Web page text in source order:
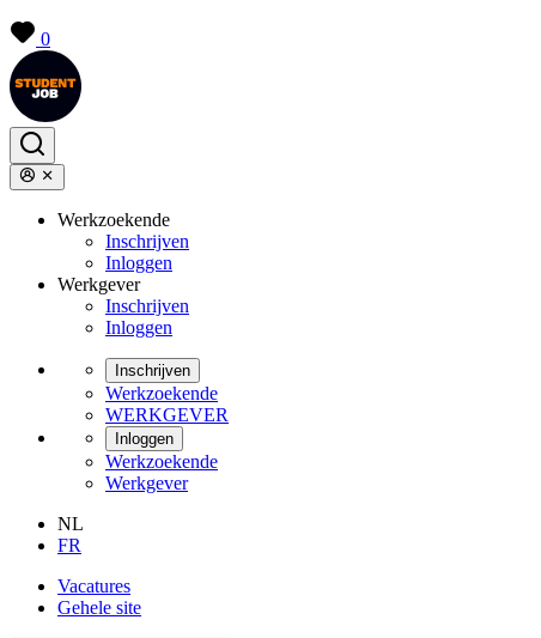
0
Werkzoekende
Inschrijven
Inloggen
Werkgever
Inschrijven
Inloggen
Inschrijven
Werkzoekende
WERKGEVER
Inloggen
Werkzoekende
Werkgever
NL
FR
Vacatures
Gehele site